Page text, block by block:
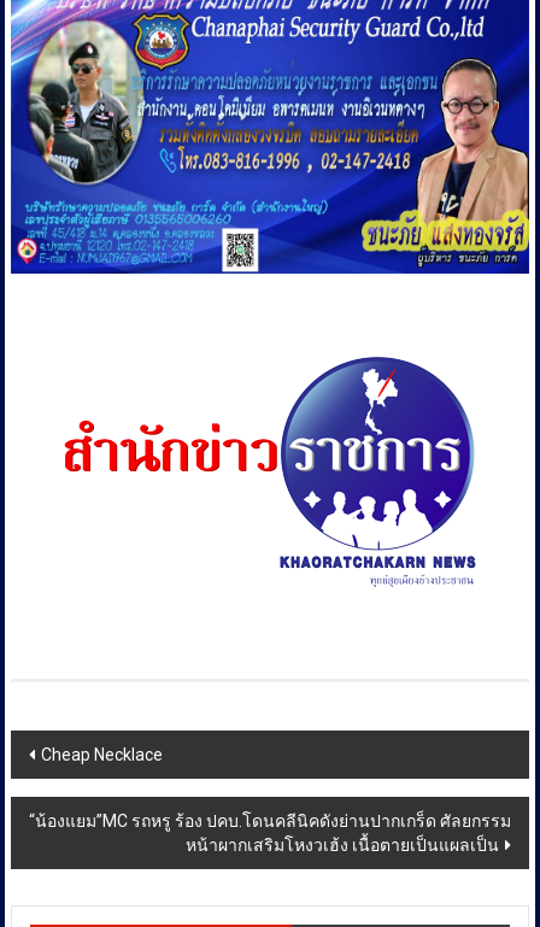
Post
navigation
Cheap Necklace
“น้องแยม”MC รถหรู ร้อง ปคบ.โดนคลีนิคดังย่านปากเกร็ด ศัลยกรรม
หน้าผากเสริมโหงวเฮ้ง เนื้อตายเป็นแผลเป็น